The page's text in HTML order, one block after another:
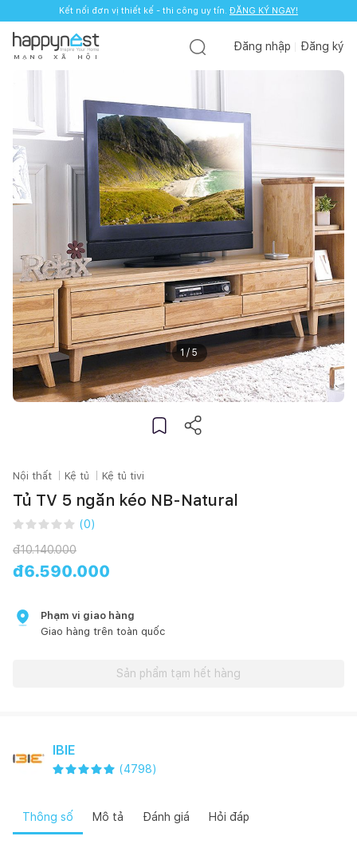
Kết nối đơn vị thiết kế - thi công uy tín. ĐĂNG KÝ NGAY!
M Ạ N G X Ã H Ộ I
Đăng nhập Đăng ký
1/5
Nội thất Kệ tủ Kệ tủ tivi
Tủ TV 5 ngăn kéo NB-Natural
(0)
đ10.140.000
đ6.590.000
Phạm vi giao hàng
Giao hàng trên toàn quốc
Sản phẩm tạm hết hàng
IBIE
(4798)
Thông số Mô tả Đánh giá Hỏi đáp